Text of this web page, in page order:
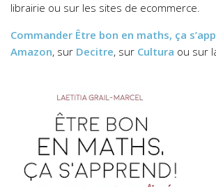
librairie ou sur les sites de ecommerce.
Commander Être bon en maths, ça
Amazon, sur Decitre, sur Cultura ou sur